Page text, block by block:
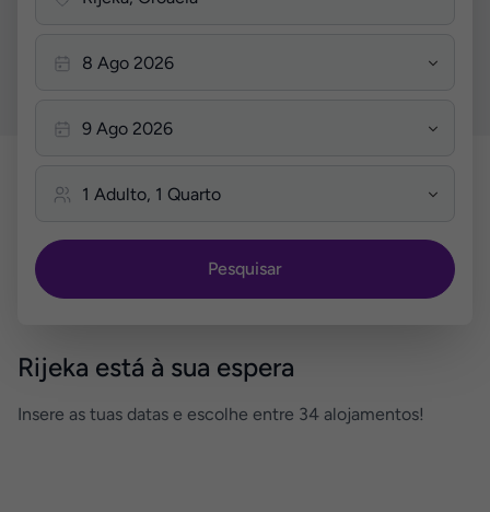
Pesquisar
Rijeka está à sua espera
Insere as tuas datas e escolhe entre 34 alojamentos!